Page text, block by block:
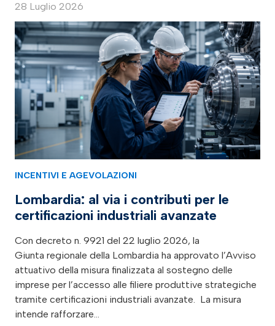
28 Luglio 2026
INCENTIVI E AGEVOLAZIONI
Lombardia: al via i contributi per le
certificazioni industriali avanzate
Con decreto n. 9921 del 22 luglio 2026, la
Giunta regionale della Lombardia ha approvato l’Avviso
attuativo della misura finalizzata al sostegno delle
imprese per l’accesso alle filiere produttive strategiche
tramite certificazioni industriali avanzate. La misura
intende rafforzare…